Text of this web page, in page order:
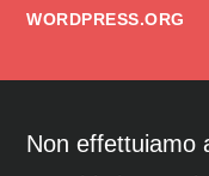
WORDPRESS.ORG
Non effettuiamo